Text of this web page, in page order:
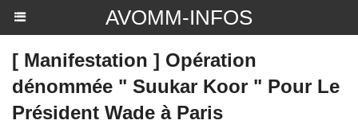
AVOMM-INFOS
[ Manifestation ] Opération
dénommée " Suukar Koor " Pour Le
Président Wade à Paris